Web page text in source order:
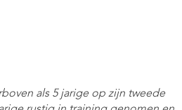
als 5 jarige op zijn tweede